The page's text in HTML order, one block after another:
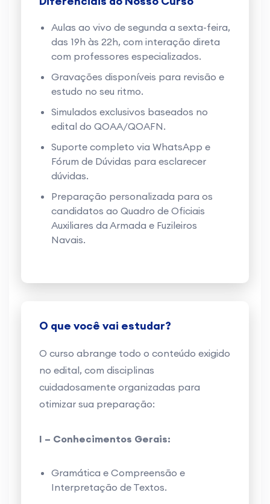
Aulas ao vivo de segunda a sexta-feira,
das 19h às 22h, com interação direta
com professores especializados.
Gravações disponíveis para revisão e
estudo no seu ritmo.
Simulados exclusivos baseados no
edital do QOAA/QOAFN.
Suporte completo via WhatsApp e
Fórum de Dúvidas para esclarecer
dúvidas.
Preparação personalizada para os
candidatos ao Quadro de Oficiais
Auxiliares da Armada e Fuzileiros
Navais.
O que você vai estudar?
O curso abrange todo o conteúdo exigido
no edital, com disciplinas
cuidadosamente organizadas para
otimizar sua preparação:
I – Conhecimentos Gerais:
Gramática e Compreensão e
Interpretação de Textos.